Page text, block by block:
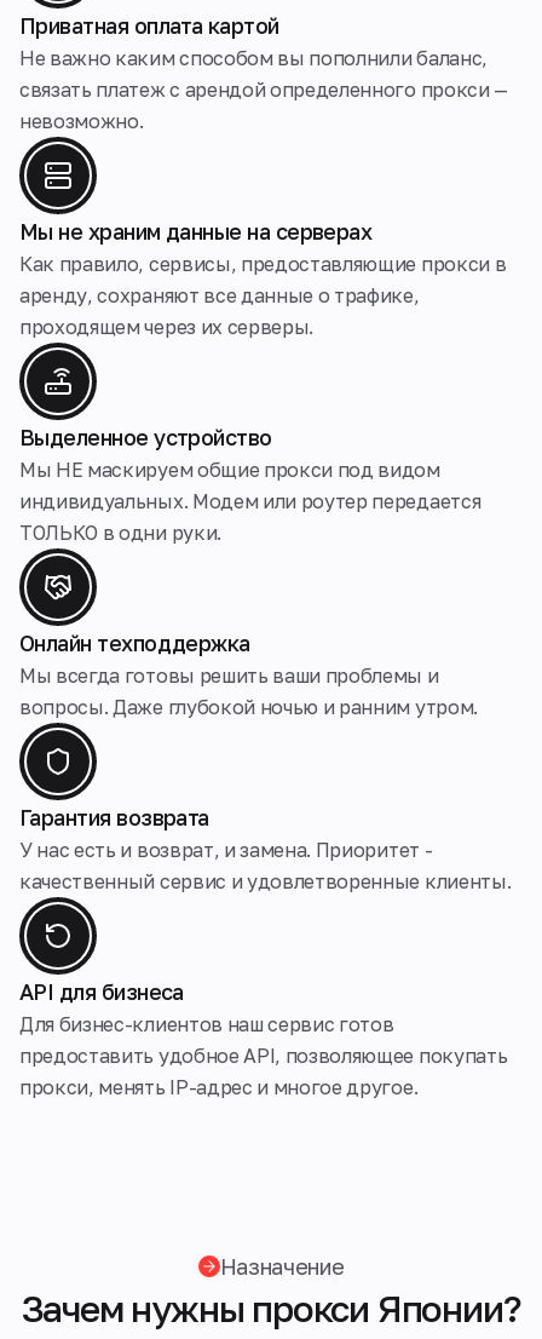
Приватная оплата картой
Не важно каким способом вы пополнили баланс,
связать платеж с арендой определенного прокси —
невозможно.
Мы не храним данные на серверах
Как правило, сервисы, предоставляющие прокси в
аренду, сохраняют все данные о трафике,
проходящем через их серверы.
Выделенное устройство
Мы НЕ маскируем общие прокси под видом
индивидуальных. Модем или роутер передается
ТОЛЬКО в одни руки.
Онлайн техподдержка
Мы всегда готовы решить ваши проблемы и
вопросы. Даже глубокой ночью и ранним утром.
Гарантия возврата
У нас есть и возврат, и замена. Приоритет -
качественный сервис и удовлетворенные клиенты.
API для бизнеса
Для бизнес-клиентов наш сервис готов
предоставить удобное API, позволяющее покупать
прокси, менять IP-адрес и многое другое.
Назначение
Зачем нужны прокси Японии?